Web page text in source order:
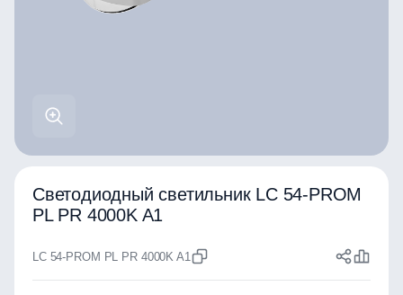
Светодиодный светильник LC 54-PROM
PL PR 4000K A1
LC 54-PROM PL PR 4000K A1